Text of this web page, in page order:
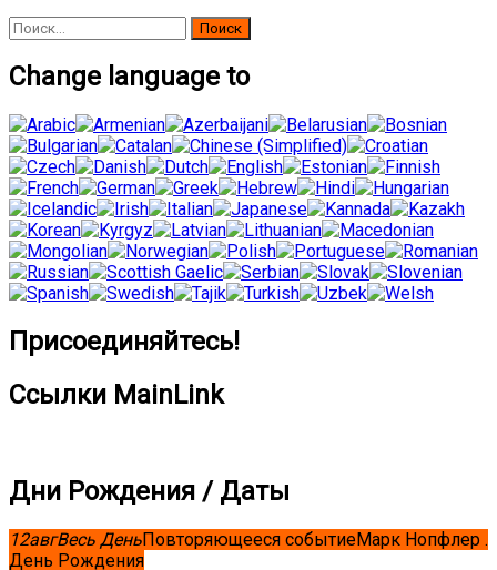
Найти:
Change language to
Присоединяйтесь!
Ссылки MainLink
Дни Рождения / Даты
12авгВесь ДеньПовторяющееся событиеМарк Нопфлер .
День Рождения